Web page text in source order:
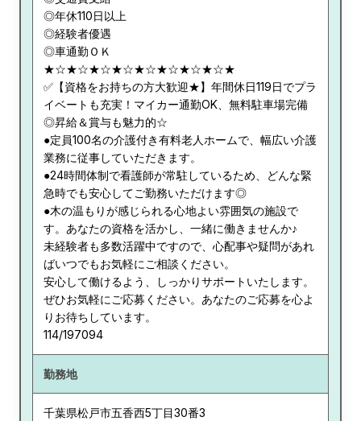
◎年休110日以上
◎経験者優遇
◎車通勤ＯＫ
★☆★☆★☆★☆★☆★☆★☆★☆★
✅【資格をお持ちの方大歓迎★】年間休日119日でプラ
イベートも充実！マイカー通勤OK、無料駐車場完備
◎昇給＆賞与も魅力的☆
●定員100名の介護付き有料老人ホームで、幅広い介護
業務に従事していただきます。
●24時間体制で看護師が常駐しているため、どんな緊
急時でも安心してご勤務いただけます◎
●木の温もりが感じられる心地よい雰囲気の施設で
す。あなたの資格を活かし、一緒に働きませんか♪
未経験者も多数活躍中ですので、心配事や疑問があれ
ばいつでもお気軽にご相談ください。
安心して働けるよう、しっかりサポートいたします。
ぜひお気軽にご応募ください。あなたのご応募を心よ
りお待ちしています。
114/197094
勤務地
千葉県松戸市五香西5丁目30番3